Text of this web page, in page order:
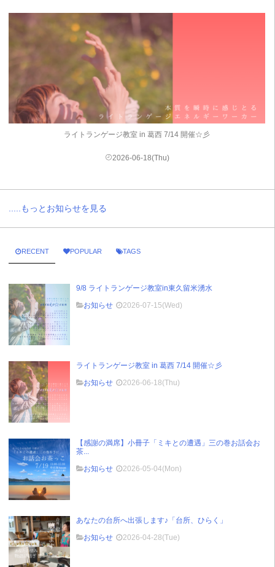
ライトランゲージ教室 in 葛西 7/14 開催☆彡
2026-06-18(Thu)
.....もっとお知らせを見る
RECENT POPULAR TAGS
9/8 ライトランゲージ教室in東久留米湧水
お知らせ
2026-07-15(Wed)
ライトランゲージ教室 in 葛西 7/14 開催☆彡
お知らせ
2026-06-18(Thu)
【感謝の満席】小冊子「ミキとの遭遇」三の巻お話会お
茶...
お知らせ
2026-05-04(Mon)
あなたの台所へ出張します♪「台所、ひらく」
お知らせ
2026-04-28(Tue)